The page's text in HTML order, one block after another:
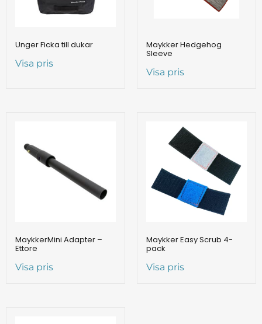
Unger Ficka till dukar
Visa pris
Maykker Hedgehog
Sleeve
Visa pris
MaykkerMini Adapter –
Ettore
Visa pris
Maykker Easy Scrub 4-
pack
Visa pris